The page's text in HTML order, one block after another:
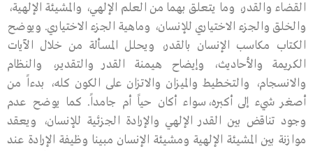
القضاء والقدر، وما يتعلق بهما من العلم الإلهي، والمشيئة الإلهية،
والخلق والجزء الاختياري للإنسان، وماهية الجزء الاختياري. ويوضح
الكتاب مكاسب الإنسان بالقدر، ويحلل المسألة من خلال الآيات
الكريمة والأحاديث، وإيضاح هيمنة القدر والتقدير، والنظام
والانسجام، والتخطيط والميزان والاتزان على الكون كله، بدءاً من
أصغر شيء إلى أكبره،سواء أكان حياً أم جامداً. كما يوضح عدم
وجود تناقض بين القدر الإلهي والإرادة الجزئية للإنسان، ويعقد
موازنة بين المشيئة الإلهية ومشيئة الإنسان مبينا وظيفة الإرادة عند